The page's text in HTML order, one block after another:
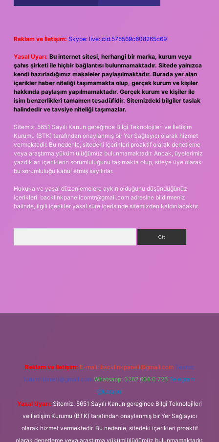
Reklam ve İletişim: Skype: live:.cid.575569c608265c69
Yasal Uyarı: Bu internet sitesi, herhangi bir marka, kurum veya
şahıs şirketi ile hiçbir bağlantısı bulunmamaktadır. Sitede yalnızca
kendi hazırladığımız makaleler paylaşılmaktadır. Burada yer alan
içerikler haber niteliği taşımamakta olup, gerçek kurum ve kişiler
hakkında paylaşım yapılmamaktadır. Gerçek kurum ve kişiler ile
isim benzerlikleri tamamen tesadüfidir. Sitemizdeki bilgiler taslak
halindedir ve tavsiye niteliği taşımazlar.
Sitemiz, 5651 Sayılı Kanun gereğince Bilgi Teknolojileri ve İletişim
Kurumu (BTK) tarafından onaylanmış bir Yer Sağlayıcı olarak hizmet
vermektedir. Bu nedenle, sitedeki içerikleri proaktif olarak denetleme
veya araştırma yükümlülüğümüz bulunmamaktadır. Ancak, üyelerimiz
yazdıkları içeriklerin sorumluluğunu taşımakta olup, siteye üye olarak
bu sorumluluğu kabul etmiş sayılırlar.
Hukuka ve yasal düzenlemelere aykırı olduğunu düşündüğünüz
içerikleri, backlinkpanelicomtr@gmail.com adresine bildirmeniz
halinde, ilgili içerikler yasal süre içerisinde sitemizden kaldırılacaktır.
Reklam ve İletişim: E-mail: backlinkpaneli@gmail.com Teams:
forumhizmeti@gmail.com Whatsapp: 0262 606 0 726 Telegram:
@karabul
Yasal Uyarı: Sitemiz, 5651 Sayılı Kanun gereğince Bilgi Teknolojileri
ve İletişim Kurumu (BTK) tarafından onaylanmış bir Yer Sağlayıcı
olarak hizmet vermektedir. Bu nedenle, sitedeki içerikleri proaktif
olarak denetleme veya araştırma yükümlülüğümüz bulunmamaktadır.